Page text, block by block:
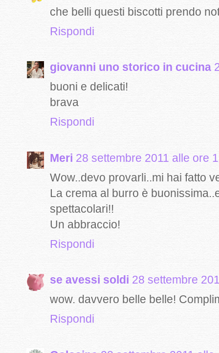
che belli questi biscotti prendo
Rispondi
giovanni uno storico in cucina
buoni e delicati!
brava
Rispondi
Meri 28 settembre 2011 alle ore
Wow..devo provarli..mi hai fatto
La crema al burro è
spettacolari!!
Un abbraccio!
Rispondi
se avessi soldi 28 settembre
wow. davvero belle belle!
Rispondi